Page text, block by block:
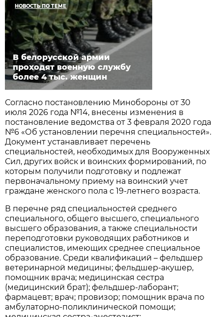
НОВОСТЬ ПО ТЕМЕ
В белорусской армии
проходят военную службу
более 4 тыс. женщин
Согласно постановлению Минобороны от 30
июля 2026 года №14, внесены изменения в
постановление ведомства от 3 февраля 2020 года
№6 «Об установлении перечня специальностей».
Документ устанавливает перечень
специальностей, необходимых для Вооруженных
Сил, других войск и воинских формирований, по
которым получили подготовку и подлежат
первоначальному приему на воинский учет
граждане женского пола с 19-летнего возраста.
В перечне ряд специальностей среднего
специального, общего высшего, специального
высшего образования, а также специальности
переподготовки руководящих работников и
специалистов, имеющих среднее специальное
образование. Среди квалификаций – фельдшер
ветеринарной медицины; фельдшер-акушер,
помощник врача; медицинская сестра
(медицинский брат); фельдшер-лаборант;
фармацевт; врач; провизор; помощник врача по
амбулаторно-поликлинической помощи;